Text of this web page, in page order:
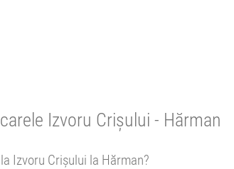
Izvoru Crișului - Hărman
Izvoru Crișului la Hărman?